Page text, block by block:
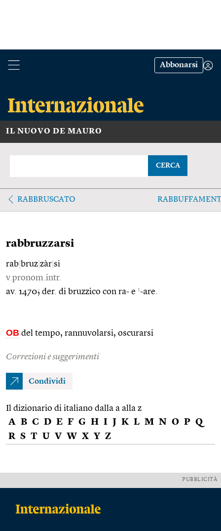
Abbonarsi
IL NUOVO DE MAURO
CERCA
RABBRUSCATO
rabbruzzarsi
rab bruz zàr si
v.pronom.intr.
av. 1470; der. di bruzzico con ra- e 1-are.
OB del tempo, rannuvolarsi, oscurarsi
Correzioni e suggerimenti
Condividi
Il dizionario di italiano dalla a alla z
A B C D E F G H I J K L M N O P Q
R S T U V W X Y Z
PUBBLICITÀ